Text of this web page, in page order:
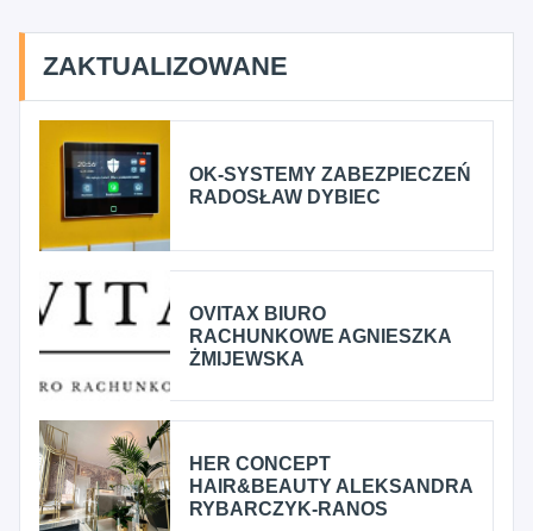
ZAKTUALIZOWANE
OK-SYSTEMY ZABEZPIECZEŃ
RADOSŁAW DYBIEC
OVITAX BIURO
RACHUNKOWE AGNIESZKA
ŻMIJEWSKA
HER CONCEPT
HAIR&BEAUTY ALEKSANDRA
RYBARCZYK-RANOS